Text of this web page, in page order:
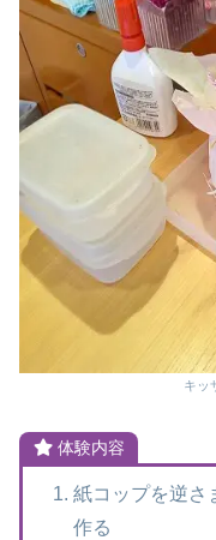
キッ
体験内容
紙コップを逆さ
作る